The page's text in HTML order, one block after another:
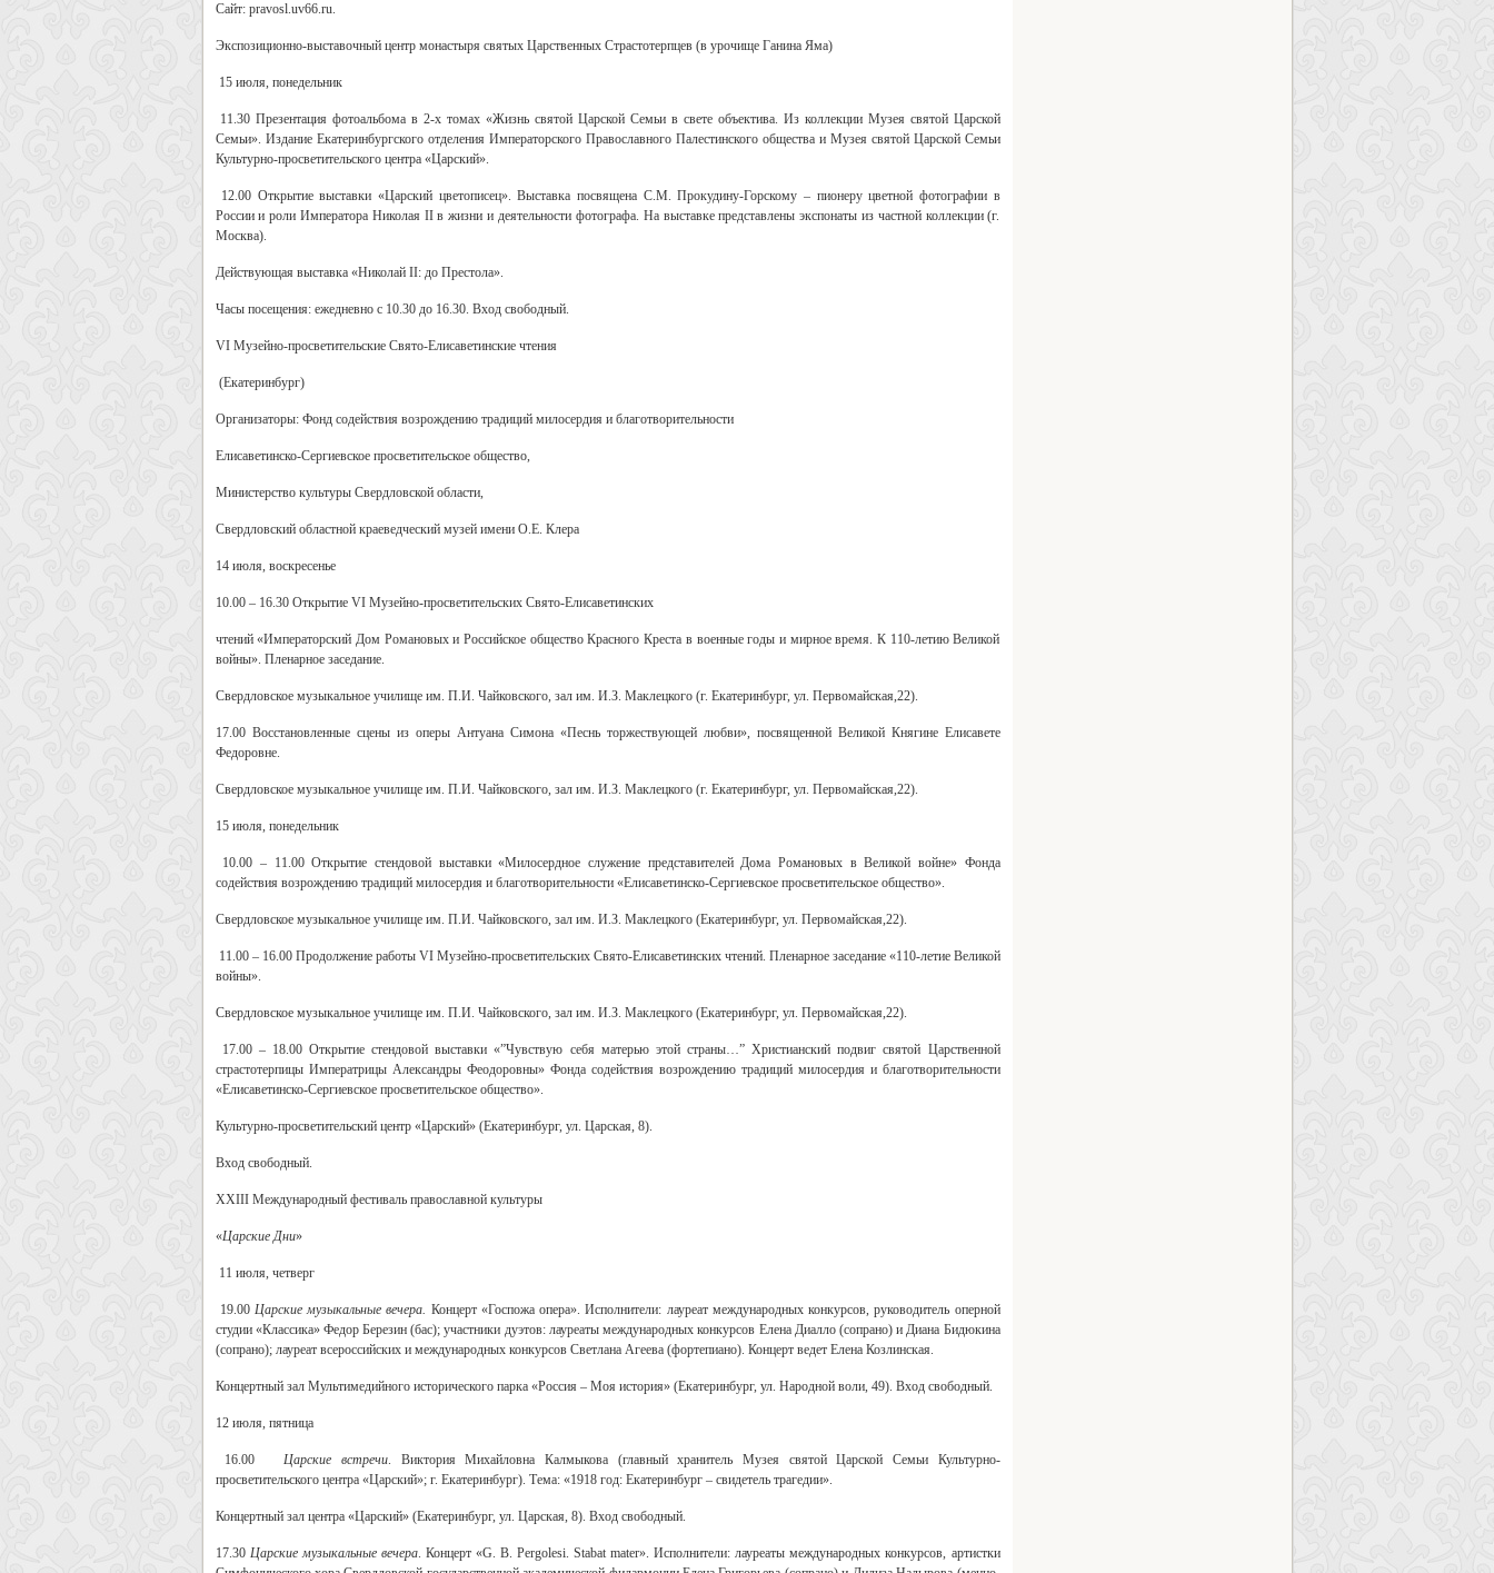
Сайт: pravosl.uv66.ru.
Экспозиционно-выставочный центр монастыря святых Царственных Страстотерпцев (в урочище Ганина Яма)
15 июля, понедельник
11.30 Презентация фотоальбома в 2-х томах «Жизнь святой Царской Семьи в свете объектива. Из коллекции Музея святой Царской
Семьи». Издание Екатеринбургского отделения Императорского Православного Палестинского общества и Музея святой Царской Семьи
Культурно-просветительского центра «Царский».
12.00 Открытие выставки «Царский цветописец». Выставка посвящена С.М. Прокудину-Горскому – пионеру цветной фотографии в
России и роли Императора Николая II в жизни и деятельности фотографа. На выставке представлены экспонаты из частной коллекции (г.
Москва).
Действующая выставка «Николай II: до Престола».
Часы посещения: ежедневно с 10.30 до 16.30. Вход свободный.
VIМузейно-просветительские Свято-Елисаветинские чтения
(Екатеринбург)
Организаторы: Фонд содействия возрождению традиций милосердия и благотворительности
Елисаветинско-Сергиевское просветительское общество,
Министерство культуры Свердловской области,
Свердловский областной краеведческий музей имени О.Е. Клера
14 июля, воскресенье
10.00 – 16.30 Открытие VI Музейно-просветительских Свято-Елисаветинских
чтений «Императорский Дом Романовых и Российское общество Красного Креста в военные годы и мирное время. К 110-летию Великой
войны». Пленарное заседание.
Свердловское музыкальное училище им. П.И. Чайковского, зал им. И.З. Маклецкого (г. Екатеринбург, ул. Первомайская,22).
17.00 Восстановленные сцены из оперы Антуана Симона «Песнь торжествующей любви», посвященной Великой Княгине Елисавете
Федоровне.
Свердловское музыкальное училище им. П.И. Чайковского, зал им. И.З. Маклецкого (г. Екатеринбург, ул. Первомайская,22).
15 июля, понедельник
10.00 – 11.00Открытие стендовой выставки «Милосердное служение представителей Дома Романовых в Великой войне» Фонда
содействия возрождению традиций милосердия и благотворительности «Елисаветинско-Сергиевское просветительское общество».
Свердловское музыкальное училище им. П.И. Чайковского, зал им. И.З. Маклецкого (Екатеринбург, ул. Первомайская,22).
11.00 – 16.00 Продолжение работы VI Музейно-просветительских Свято-Елисаветинских чтений. Пленарное заседание «110-летие Великой
войны».
Свердловское музыкальное училище им. П.И. Чайковского, зал им. И.З. Маклецкого (Екатеринбург, ул. Первомайская,22).
17.00 – 18.00Открытие стендовой выставки «”Чувствую себя матерью этой страны…” Христианский подвиг святой Царственной
страстотерпицы Императрицы Александры Феодоровны» Фонда содействия возрождению традиций милосердия и благотворительности
«Елисаветинско-Сергиевское просветительское общество».
Культурно-просветительский центр «Царский» (Екатеринбург, ул. Царская, 8).
Вход свободный.
XХIII Международный фестиваль православной культуры
«Царские Дни»
11 июля, четверг
19.00 Царские музыкальные вечера. Концерт «Госпожа опера». Исполнители: лауреат международных конкурсов, руководитель оперной
студии «Классика» Федор Березин (бас); участники дуэтов: лауреаты международных конкурсов Елена Диалло (сопрано) и Диана Бидюкина
(сопрано); лауреат всероссийских и международных конкурсов Светлана Агеева (фортепиано). Концерт ведет Елена Козлинская.
Концертный зал Мультимедийного исторического парка «Россия – Моя история» (Екатеринбург, ул. Народной воли, 49). Вход свободный.
12 июля, пятница
16.00 Царские встречи. Виктория Михайловна Калмыкова (главный хранитель Музея святой Царской Семьи Культурно-
просветительского центра «Царский»; г. Екатеринбург). Тема: «1918 год: Екатеринбург – свидетель трагедии».
Концертный зал центра «Царский» (Екатеринбург, ул. Царская, 8). Вход свободный.
17.30 Царские музыкальные вечера. Концерт «G. B. Pergolesi. Stabat mater». Исполнители: лауреаты международных конкурсов, артистки